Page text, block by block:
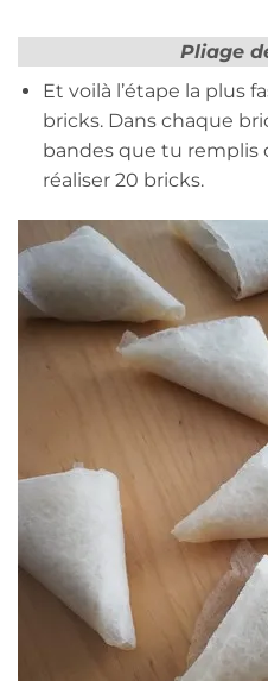
Pliage
Et voilà l’étape la plus
bricks. Dans chaque
bandes que tu remplis
réaliser 20 bricks.